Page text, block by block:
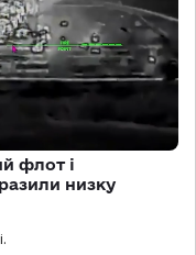
флот і
низку